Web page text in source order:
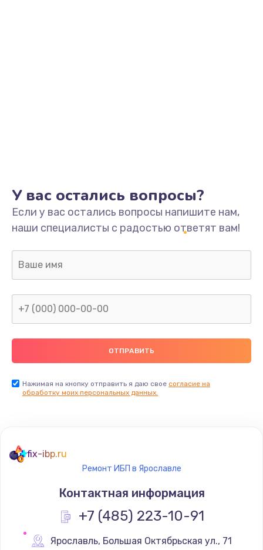
Замена/Pемонт карбюратора
1300 руб.
Заказать
Ремонт капиллярной трубки
400 руб.
Заказать
Замена термостата
1200 руб.
Заказать
Замена реле
У вас остались вопросы?
Если у вас остались вопросы напишите нам,
наши специалисты с радостью ответят вам!
Нажимая на кнопку отправить я даю свое согласие на
обработку моих персональных данных.
fix-ibp.ru
Ремонт ИБП в Ярославле
Контактная информация
+7 (485) 223-10-91
Ярославль, Большая Октябрьская ул., 71